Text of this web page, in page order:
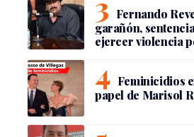
Fernando
garañón,
ejercer violencia
Feminicidios
papel de Marisol